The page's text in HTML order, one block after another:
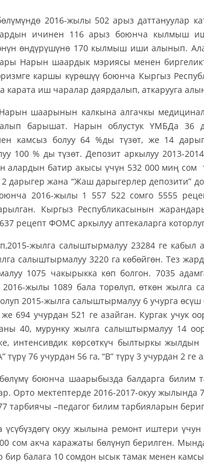
2016-жылы 502 арыз даттануулар
ичинен 116 арыз боюнча кылмыш
өндүрүшүнө 170 кылмыш иши алынып.
Нарын шаардык мэриясы менен
каршы күрөшүү боюнча Кыргыз
карата иш чаралар даярдалып, аткарууга
шаарынын калкына алгачкы
барышат. Нарын облустук ҮМБДа 36
камсыз болуу 64 %ды түзөт, же 14
100 % ды түзөт. Депозит аркылуу 2013-
алардын батир акысы үчүн 532 000 миң
дарыгер жана “Жаш дарыгерлер депозити”
2016-жылы 1 557 522 сомго 5555
Кыргыз Республикасынын
рецепт ФОМС аркылуу аптекаларга
жылга салыштырмалуу 23284 ге кабыл
салыштырмалуу 3220 га көбөйгөн. Тез
1075 чакырыкка көп болгон. 7035
жылы 1089 бала торөлүп, өткөн жылга
2015-жылга салыштырмалуу 6 учурга
694 учурдан 521 ге азайган. Кургак учук
40, мурунку жылга салыштырмалуу 14
интенсивдик көрсөткүч былтыркы
76 учурдан 56 га, “В” түрү 3 учурдан 2 ге
боюнча шаарыбызда балдарга билим
Орто мектептерде 2016-2017-окуу жылында
тарбиячы –педагог билим тарбияларын
окуу жылына ремонт иштери
сом акча каражаты бөлүнуп берилген.
бир балага 10 сомдон ысык тамак менен